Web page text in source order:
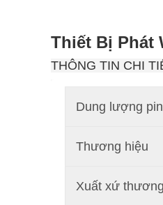
Thiết Bị Phát
THÔNG TIN CHI
Dung lượng pin
Thương hiệu
Xuất xứ